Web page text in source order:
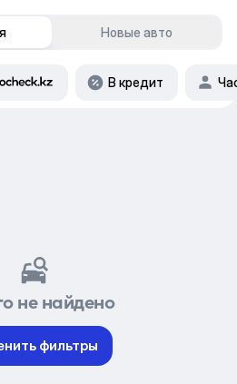
Новые авто
В кредит
не найдено
фильтры